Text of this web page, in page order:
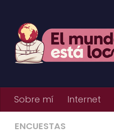
Sobre mí Internet
ENCUESTAS